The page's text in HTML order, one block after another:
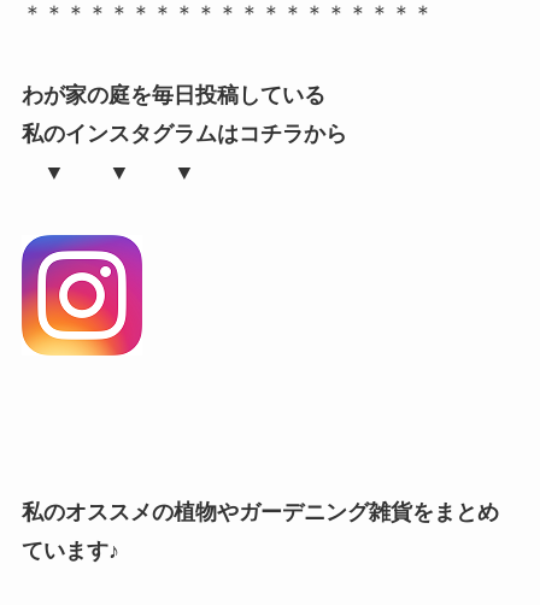
＊＊＊＊＊＊＊＊＊＊＊＊＊＊＊＊＊＊＊
わが家の庭を毎日投稿している
私のインスタグラムはコチラから
▼ ▼ ▼
私のオススメの植物やガーデニング雑貨をまとめ
ています♪